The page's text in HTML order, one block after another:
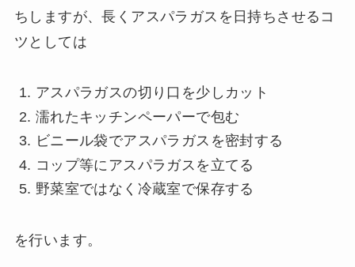
ちしますが、長くアスパラガスを日持ちさせるコ
ツとしては
アスパラガスの切り口を少しカット
濡れたキッチンペーパーで包む
ビニール袋でアスパラガスを密封する
コップ等にアスパラガスを立てる
野菜室ではなく冷蔵室で保存する
を行います。